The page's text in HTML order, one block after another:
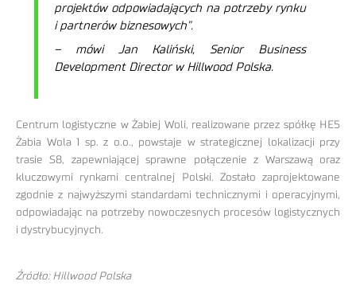
projektów odpowiadających na potrzeby rynku
i partnerów biznesowych”.
– mówi Jan Kaliński, Senior Business
Development Director w Hillwood Polska.
Centrum logistyczne w Żabiej Woli, realizowane przez spółkę HE5
Żabia Wola 1 sp. z o.o., powstaje w strategicznej lokalizacji przy
trasie S8, zapewniającej sprawne połączenie z Warszawą oraz
kluczowymi rynkami centralnej Polski. Zostało zaprojektowane
zgodnie z najwyższymi standardami technicznymi i operacyjnymi,
odpowiadając na potrzeby nowoczesnych procesów logistycznych
i dystrybucyjnych.
Źródło: Hillwood Polska